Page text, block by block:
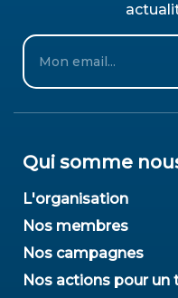
Email
Qui somme
L'organisation
Nos membres
Nos campagnes
Nos actions pour un